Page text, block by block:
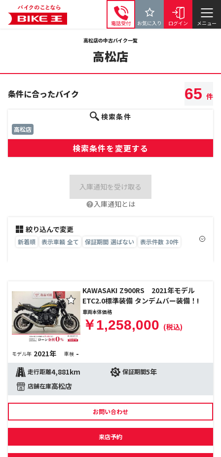
電話受付 お気に入り ログイン メニュー
高松店の中古バイク一覧
高松店
条件に合ったバイク 65 件
検索条件
高松店
検索条件を変更する
入庫通知を受け取る
入庫通知とは
絞り込んで変更
新着順 表示車輌 全て 保証期間 選ばない 表示件数 30件
KAWASAKI Z900RS 2021年モデル
ETC2.0標準装備 タンデムバー装備！!
車両本体価格
￥1,258,000 (税込)
モデル年 2021年 車検 -
走行距離4,881km 保証期間5年
店舗在庫高松店
お問い合わせ
来店予約